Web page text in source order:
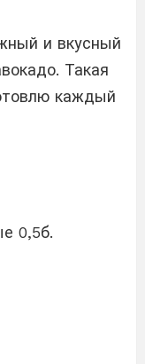
и вкусный
Такая
каждый
0,5б.